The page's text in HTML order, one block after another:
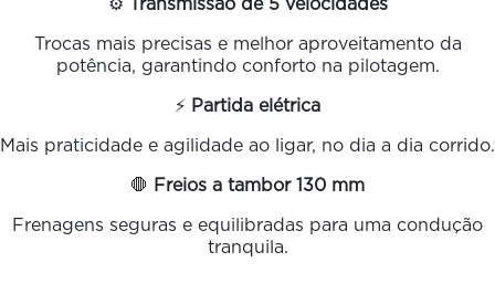
Trocas mais precisas e melhor aproveitamento da
potência, garantindo conforto na pilotagem.
⚡ Partida elétrica
Mais praticidade e agilidade ao ligar, no dia a dia corrido.
🛑 Freios a tambor 130 mm
Frenagens seguras e equilibradas para uma condução
tranquila.